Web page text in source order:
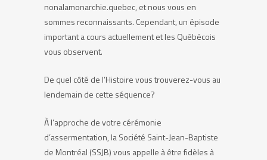
nonalamonarchie.quebec, et nous vous en
sommes reconnaissants. Cependant, un épisode
important a cours actuellement et les Québécois
vous observent.
De quel côté de l’Histoire vous trouverez-vous au
lendemain de cette séquence?
À l’approche de votre cérémonie
d’assermentation, la Société Saint-Jean-Baptiste
de Montréal (SSJB) vous appelle à être fidèles à